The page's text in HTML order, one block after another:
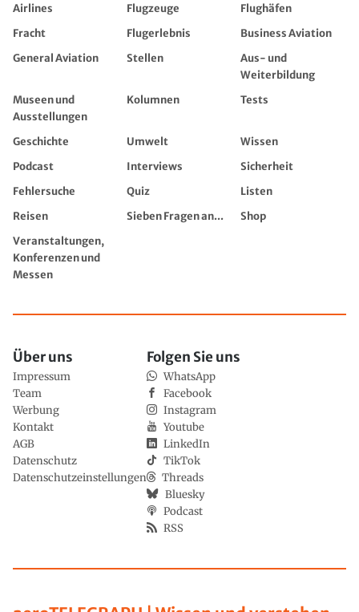
Airlines Flugzeuge
Flughäfen
Fracht
Flugerlebnis
Business Aviation
General Aviation
Stellen
Aus- und
Weiterbildung
Museen und
Ausstellungen
Kolumnen Tests
Geschichte Umwelt
Wissen
Podcast
Interviews
Sicherheit
Fehlersuche
Quiz
Listen
Reisen
Sieben Fragen an...
Shop
Veranstaltungen,
Konferenzen und
Messen
Über uns
Impressum
Team
Werbung
Kontakt
AGB
Datenschutz
Datenschutzeinstellungen
Folgen Sie uns
WhatsApp
Facebook
Instagram
Youtube
LinkedIn
TikTok
Threads
Bluesky
Podcast
RSS